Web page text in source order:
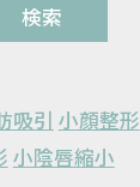
検索
吸引 小顔整形
小陰唇縮小